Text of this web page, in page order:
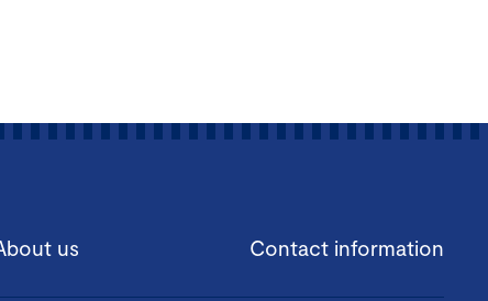
us Contact information